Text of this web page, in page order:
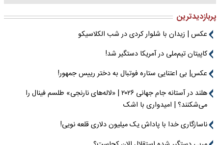
پربازدیدترین
عکس | زیدان با شلوار کردی در شب الکلاسیکو
کاپیتان تیم‌ملی در آمریکا دستگیر شد!
عکس| بی اعتنایی ستاره فوتبال به دختر رییس جمهور!
هلند در آستانه جام جهانی ۲۰۲۶ | «لاله‌های نارنجی» طلسم فینال را
می‌شکنند؟ | امیدواری با اشک
ناسازگاری خدا با پاداش یک میلیون دلاری قلعه نویی!